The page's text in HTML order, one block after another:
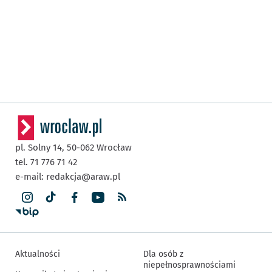
pl. Solny 14, 50-062 Wrocław
tel. 71 776 71 42
e-mail: redakcja@araw.pl
Aktualności
Dla osób z
niepełnosprawnościami